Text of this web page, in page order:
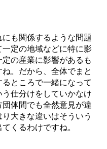
も関係するような問題
定の地域などに特に影
の産業に影響があるも
。だから、全体でまと
ところで一緒になって
仕分けをしていかなけ
体間でも全然意見が違
大きな違いはそういう
くるわけですね。